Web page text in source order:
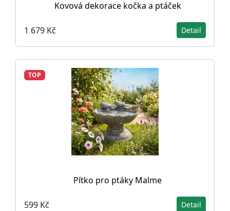
Kovová dekorace kočka a ptáček
1 679 Kč Detail
TOP
Pítko pro ptáky Malme
599 Kč Detail